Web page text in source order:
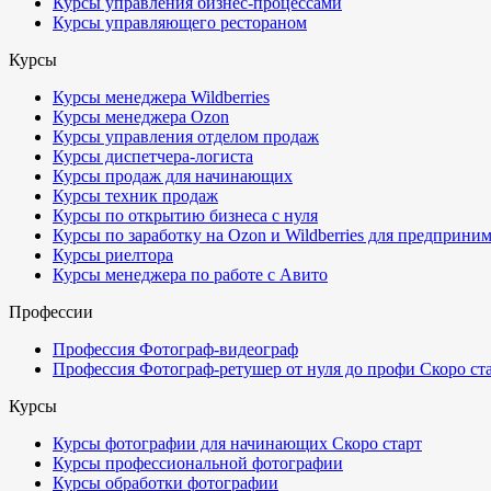
Курсы управляющего рестораном
Курсы
Курсы менеджера Wildberries
Курсы менеджера Ozon
Курсы управления отделом продаж
Курсы диспетчера-логиста
Курсы продаж для начинающих
Курсы техник продаж
Курсы по открытию бизнеса с нуля
Курсы по заработку на Ozon и Wildberries для
Курсы риелтора
Курсы менеджера по работе с Авито
Профессии
Профессия Фотограф-видеограф
Профессия Фотограф-ретушер от нуля до профи Скоро
Курсы
Курсы фотографии для начинающих Скоро старт
Курсы профессиональной фотографии
Курсы обработки фотографии